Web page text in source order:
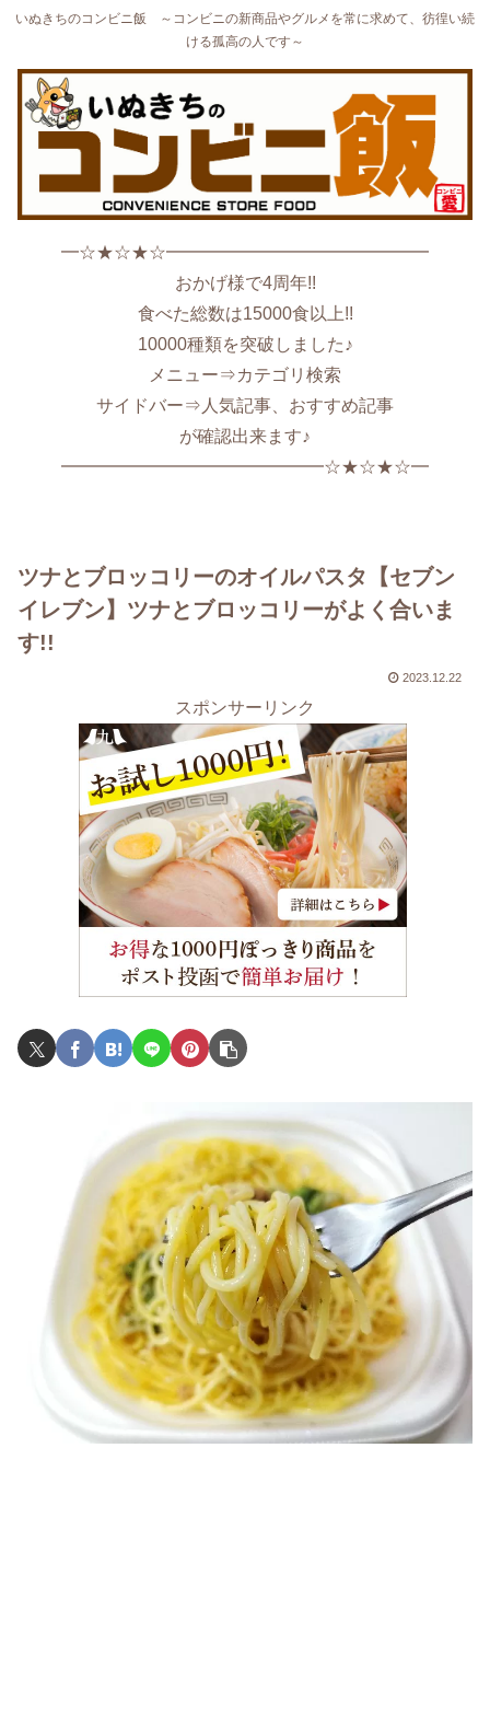
いぬきちのコンビニ飯 ～コンビニの新商品やグルメを常に求めて、彷徨い続
ける孤高の人です～
━☆★☆★☆━━━━━━━━━━━━━━━
おかげ様で4周年!!
食べた総数は15000食以上!!
10000種類を突破しました♪
メニュー⇒カテゴリ検索
サイドバー⇒人気記事、おすすめ記事
が確認出来ます♪
━━━━━━━━━━━━━━━☆★☆★☆━
ツナとブロッコリーのオイルパスタ【セブン
イレブン】ツナとブロッコリーがよく合いま
す!!
2023.12.22
スポンサーリンク